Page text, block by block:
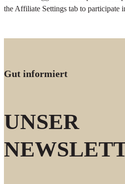
the Affiliate Settings tab to participate
Gut informiert
UNSER